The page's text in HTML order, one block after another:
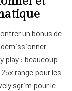
un bonus de
play : beaucoup
range pour les
sgrim pour le